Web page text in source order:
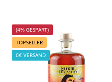
(4% GESPART)
TOPSELLER
0€ VERSAND